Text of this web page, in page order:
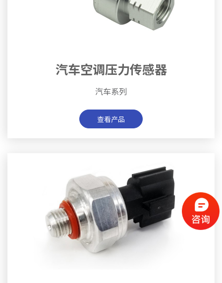
汽车空调压力传感器
汽车系列
查看产品